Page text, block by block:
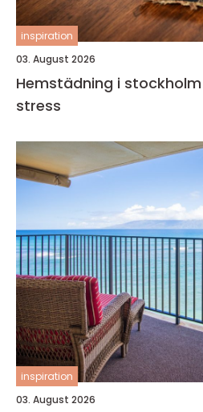
inspiration
03. August 2026
Hemstädning i stockholm mer tid, mindre
stress
inspiration
03. August 2026